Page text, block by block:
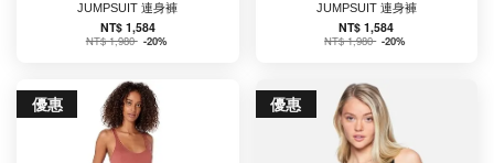
JUMPSUIT 連身褲
NT$ 1,584
NT$ 1,980 -20%
JUMPSUIT 連身褲
NT$ 1,584
NT$ 1,980 -20%
優惠 優惠